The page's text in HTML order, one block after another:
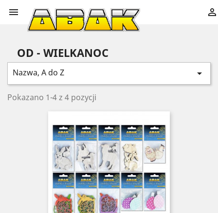
 
OD - WIELKANOC
Nazwa, A do Z 
Pokazano 1-4 z 4 pozycji